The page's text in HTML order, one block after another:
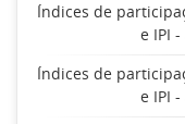
Índices de
e IPI
Índices de
e IPI